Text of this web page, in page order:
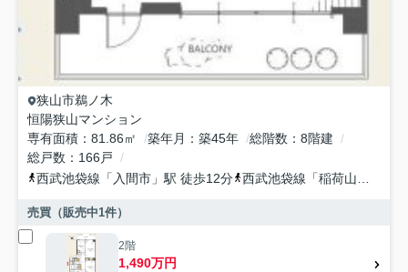
狭山市鵜ノ木
恒陽狭山マンション
専有面積
81.86㎡ 築年月 築45年 総階数
8階建
総戸数
166戸
西武池袋線 「 入間市 」駅 徒歩12分 西武池袋線 「稲荷山公園
売買（販売中1件）
2階
1,490万円